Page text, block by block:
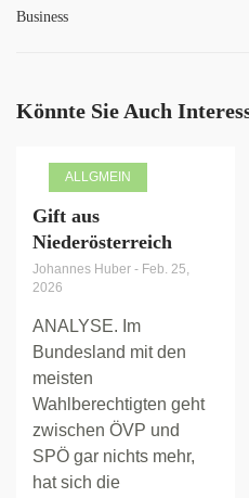
Business
Könnte Sie Auch
ALLGMEIN
Gift aus
Niederösterreich
Johannes Huber - Feb. 25,
2026
ANALYSE. Im
Bundesland mit den
meisten
Wahlberechtigten geht
zwischen ÖVP und
SPÖ gar nichts mehr,
hat sich die